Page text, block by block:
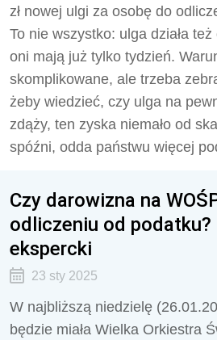
zł nowej ulgi za osobę do
To nie wszystko: ulga działa
oni mają już tylko tydzień.
skomplikowane, ale trzeba
żeby wiedzieć, czy ulga na
zdąży, ten zyska niemało od
spóźni, odda państwu więcej
Czy darowizna na
odliczeniu od podatku?
ekspercki
23 sty 2025
W najbliższą niedzielę
będzie miała Wielka Orkiestra